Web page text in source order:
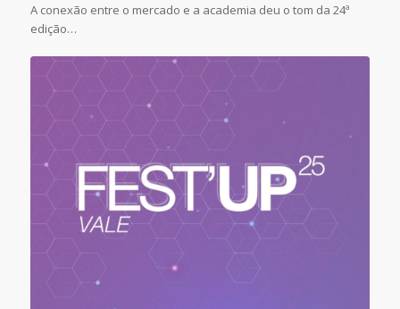
A conexão entre o mercado e a academia deu o tom da 24ª
edição…